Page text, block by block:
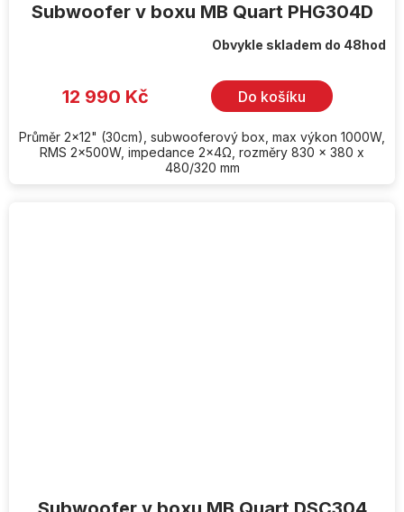
Subwoofer v boxu MB Quart PHG304D
Obvykle skladem do 48hod
12 990 Kč Do košíku
Průměr 2x12" (30cm), subwooferový box, max výkon 1000W,
RMS 2x500W, impedance 2x4Ω, rozměry 830 x 380 x
480/320 mm